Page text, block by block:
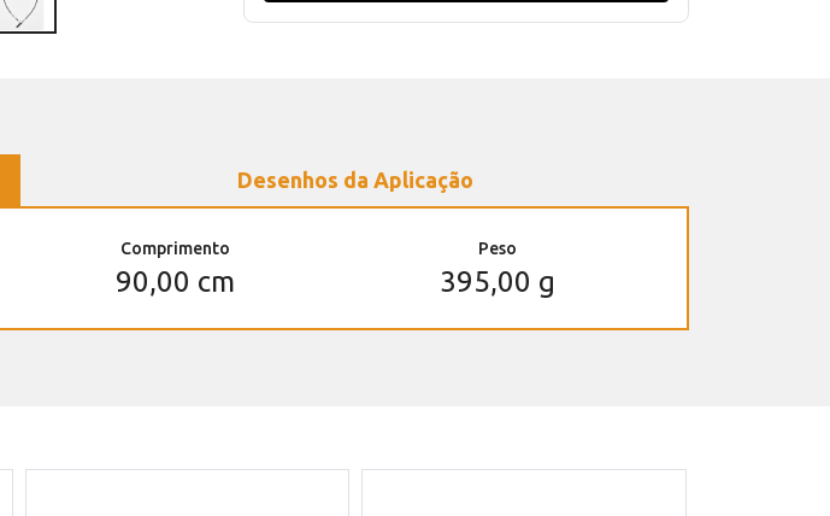
Desenhos da Aplicação
Comprimento
90,00 cm
Peso
395,00 g